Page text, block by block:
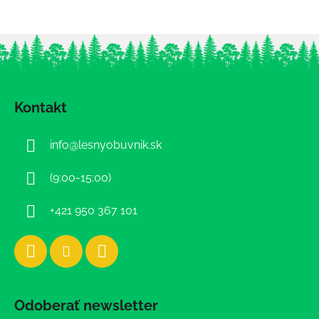
Kontakt
info@lesnyobuvnik.sk
(9:00-15:00)
+421 950 367 101
Odoberať newsletter